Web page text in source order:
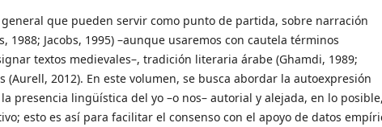
que pueden servir como punto de partida, sobre narración
1988; Jacobs, 1995) –aunque usaremos con cautela términos
textos medievales–, tradición literaria árabe (Ghamdi, 1989;
(Aurell, 2012). En este volumen, se busca abordar la autoexpresión
presencia lingüística del yo –o nos– autorial y alejada, en lo
esto es así para facilitar el consenso con el apoyo de datos